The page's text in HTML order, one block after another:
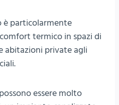
particolarmente
termico in spazi di
abitazioni private agli
essere molto